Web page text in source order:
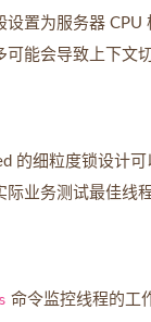
设置为服务器
可能会导致上下文
的细粒度锁设计
际业务测试最佳线程
命令监控线程的工